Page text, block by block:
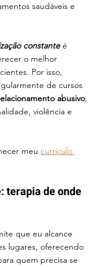
saudáveis e
constante é
o melhor
Por isso,
de cursos
abusivo,
violência e
meu currículo
terapia de onde
que eu alcance
lugares, oferecendo
quem precisa se